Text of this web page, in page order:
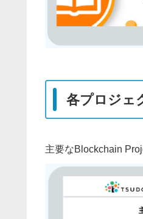
各プロジェ
主要なBlockchain